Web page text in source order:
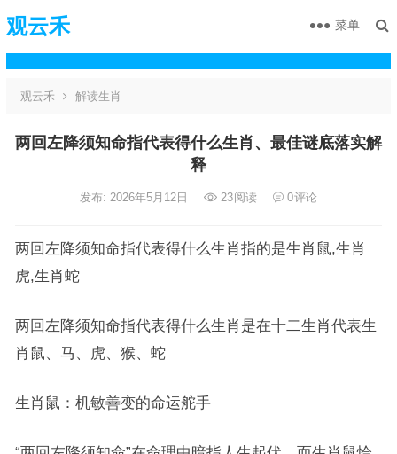
观云禾 菜单
观云禾 解读生肖
两回左降须知命指代表得什么生肖、最佳谜底落实解
释
发布: 2026年5月12日 23阅读 0评论
两回左降须知命指代表得什么生肖指的是生肖鼠,生肖
虎,生肖蛇
两回左降须知命指代表得什么生肖是在十二生肖代表生
肖鼠、马、虎、猴、蛇
生肖鼠：机敏善变的命运舵手